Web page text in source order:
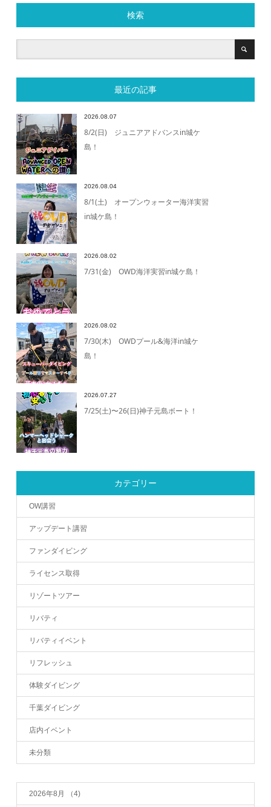
検索
最近の記事
2026.08.07
8/2(日) ジュニアアドバンスin城ケ
島！
2026.08.04
8/1(土) オープンウォーター海洋実習
in城ケ島！
2026.08.02
7/31(金) OWD海洋実習in城ケ島！
2026.08.02
7/30(木) OWDプール&海洋in城ケ
島！
2026.07.27
7/25(土)〜26(日)神子元島ボート！
カテゴリー
OW講習
アップデート講習
ファンダイビング
ライセンス取得
リゾートツアー
リバティ
リバティイベント
リフレッシュ
体験ダイビング
千葉ダイビング
店内イベント
未分類
2026年8月 （4)